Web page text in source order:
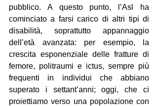
pubblico. A questo punto, l’Asl ha
cominciato a farsi carico di altri tipi di
disabilità, soprattutto appannaggio
dell’età avanzata: per esempio, la
crescita esponenziale delle fratture di
femore, politraumi e ictus, sempre più
frequenti in individui che abbiano
superato i settant’anni; oggi, che ci
proiettiamo verso una popolazione con